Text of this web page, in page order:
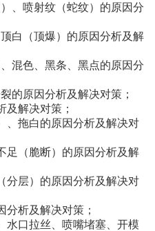
、喷射纹（蛇纹）的原因分
白（顶爆）的原因分析及解
混色、黑条、黑点的原因分
的原因分析及解决对策；
及解决对策；
、拖白的原因分析及解决对
足（脆断）的原因分析及解
分层）的原因分析及解决对
分析及解决对策；
水口拉丝、喷嘴堵塞、开模